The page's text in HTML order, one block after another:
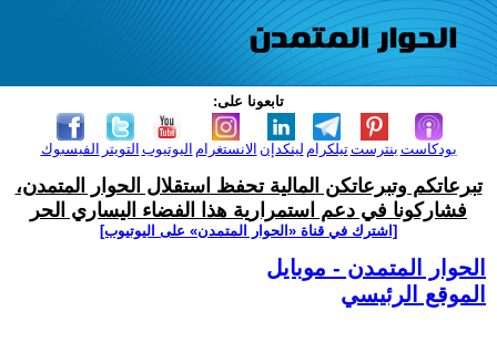
تابعونا على:
الفيسبوك التويتر اليوتيوب الانستغرام لينكدإن تيلكرامبنترست بودكاست
تبرعاتكم وتبرعاتكن المالية تحفظ استقلال الحوار المتمدن،
فشاركونا في دعم استمرارية هذا الفضاء اليساري الحر
[اشترك في قناة ‫«الحوار المتمدن» على اليوتيوب]
الحوار المتمدن - موبايل
الموقع الرئيسي